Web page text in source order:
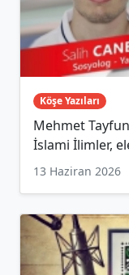
Köşe Yazıları
Mehmet
İslami İlimler,
13 Haziran 2026